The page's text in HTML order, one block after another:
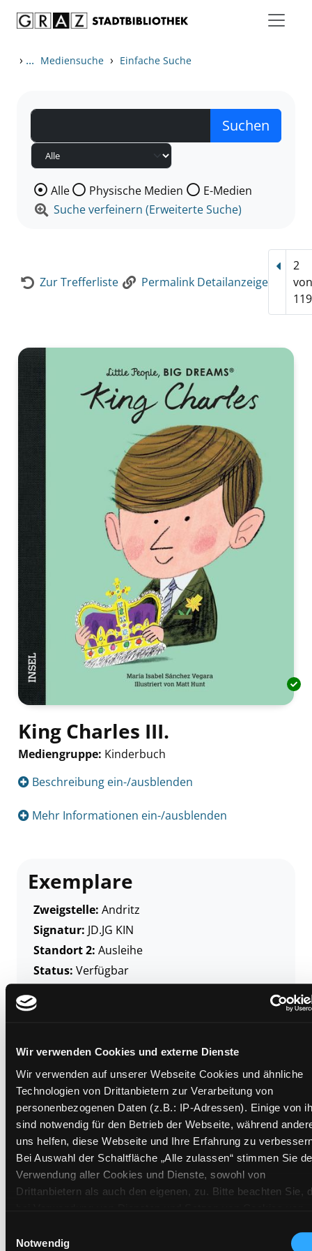
Wir verwenden Cookies und externe Dienste
Wir verwenden auf unserer Webseite Cookies und ähnliche
Technologien von Drittanbietern zur Verarbeitung von
personenbezogenen Daten (z.B.: IP-Adressen). Einige von
sind notwendig für den Betrieb der Webseite, während
uns helfen, diese Webseite und Ihre Erfahrung zu
Bei Auswahl der Schaltfläche „Alle zulassen“ stimmen Sie
Verwendung aller Cookies und Dienste, sowohl von
Drittanbietern als auch den eigenen, zu. Bitte beachten Sie,
(Länder außerhalb des EWR ohne adäquates
Notwendig
› ... Mediensuche › Einfache Suche
Wählen Sie die Medienart nach der Sie suchen wollen.
Alle Physische Medien
E-Medien
Suche verfeinern (Erweiterte Suche)
Zur Trefferliste Permalink Detailanzeige
2
von
119
King Charles III.
Mediengruppe: Kinderbuch
Beschreibung ein-/ausblenden
Mehr Informationen ein-/ausblenden
Exemplare
Zweigstelle: Andritz
Signatur: JD.JG KIN
Standort 2: Ausleihe
Status: Verfügbar
Mediengruppe:
Barcode: 2309SB02705
Standort 3:
Zweigstelle: Gösting
Signatur: JD.JG KIN
Standort 2: Ausleihe
Status: Verfügbar
Mediengruppe: